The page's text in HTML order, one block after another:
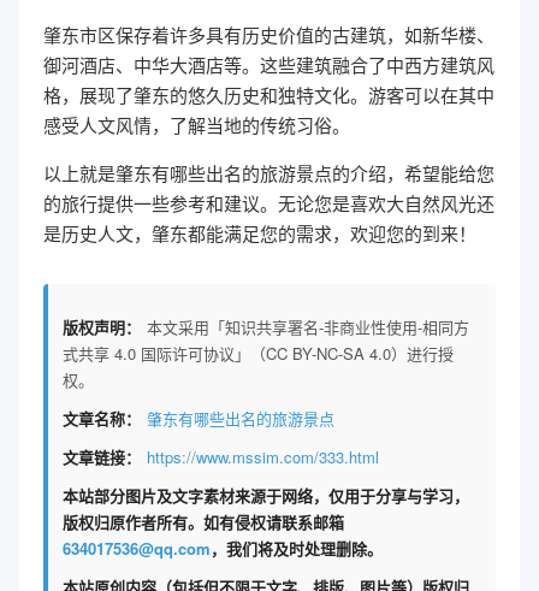
肇东市区保存着许多具有历史价值的古建筑，如新华楼、
御河酒店、中华大酒店等。这些建筑融合了中西方建筑风
格，展现了肇东的悠久历史和独特文化。游客可以在其中
感受人文风情，了解当地的传统习俗。
以上就是肇东有哪些出名的旅游景点的介绍，希望能给您
的旅行提供一些参考和建议。无论您是喜欢大自然风光还
是历史人文，肇东都能满足您的需求，欢迎您的到来！
版权声明：
本文采用「知识共享署名-非商业性使用-相同方
式共享 4.0 国际许可协议」（CC BY-NC-SA 4.0）进行授
权。
文章名称：
肇东有哪些出名的旅游景点
文章链接：
https://www.mssim.com/333.html
本站部分图片及文字素材来源于网络，仅用于分享与学习，
版权归原作者所有。如有侵权请联系邮箱
634017536@qq.com，我们将及时处理删除。